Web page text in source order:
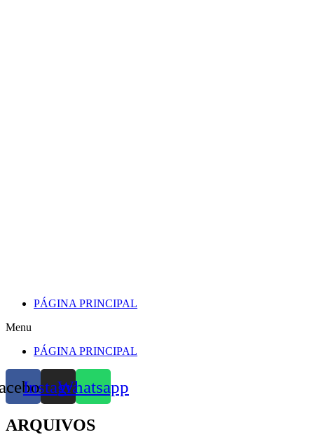
PÁGINA PRINCIPAL
Menu
PÁGINA PRINCIPAL
InstagramWhatsapp
ARQUIVOS